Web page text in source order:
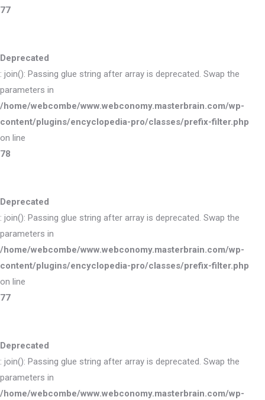
77
Deprecated
: join(): Passing glue string after array is deprecated. Swap the
parameters in
/home/webcombe/www.webconomy.masterbrain.com/wp-
content/plugins/encyclopedia-pro/classes/prefix-filter.php
on line
78
Deprecated
: join(): Passing glue string after array is deprecated. Swap the
parameters in
/home/webcombe/www.webconomy.masterbrain.com/wp-
content/plugins/encyclopedia-pro/classes/prefix-filter.php
on line
77
Deprecated
: join(): Passing glue string after array is deprecated. Swap the
parameters in
/home/webcombe/www.webconomy.masterbrain.com/wp-